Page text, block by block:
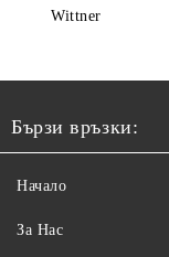
Wittner
Бързи връзки:
Начало
За Нас